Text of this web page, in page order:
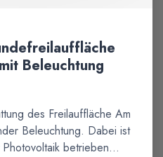
Beleuchtung
des Freilauffläche Am
Beleuchtung. Dabei ist
betrieben…